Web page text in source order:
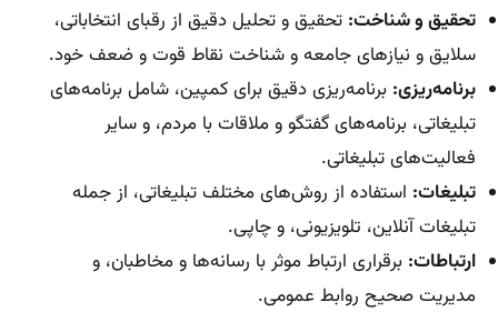
تحقیق و شناخت: تحقیق و تحلیل دقیق از رقبای انتخاباتی،
سلایق و نیازهای جامعه و شناخت نقاط قوت و ضعف خود.
برنامه‌ریزی: برنامه‌ریزی دقیق برای کمپین، شامل برنامه‌های
تبلیغاتی، برنامه‌های گفتگو و ملاقات با مردم، و سایر
فعالیت‌های تبلیغاتی.
تبلیغات: استفاده از روش‌های مختلف تبلیغاتی، از جمله
تبلیغات آنلاین، تلویزیونی، و چاپی.
ارتباطات: برقراری ارتباط موثر با رسانه‌ها و مخاطبان، و
مدیریت صحیح روابط عمومی.